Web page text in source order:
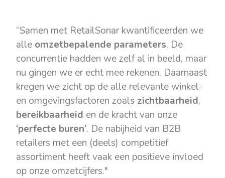
“Samen met RetailSonar kwantificeerden we
alle omzetbepalende parameters. De
concurrentie hadden we zelf al in beeld, maar
nu gingen we er echt mee rekenen. Daarnaast
kregen we zicht op de alle relevante winkel-
en omgevingsfactoren zoals zichtbaarheid,
bereikbaarheid en de kracht van onze
‘perfecte buren’. De nabijheid van B2B
retailers met een (deels) competitief
assortiment heeft vaak een positieve invloed
op onze omzetcijfers."